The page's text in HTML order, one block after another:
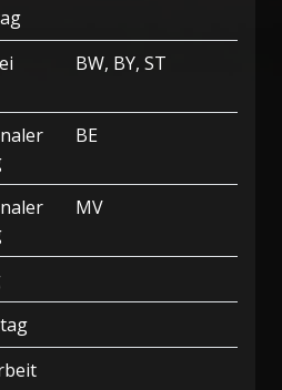
BW, BY, ST
BE
MV